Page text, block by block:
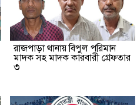
রাজপাড়া থানায় বিপুল পরিমান
মাদক সহ মাদক কারবারী গ্রেফতার
৩